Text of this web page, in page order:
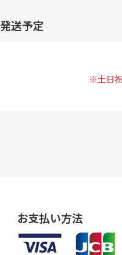
発送予定
※土日
お支払い方法